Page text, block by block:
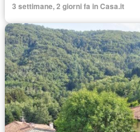
3 settimane, 2 giorni fa in Casa.it